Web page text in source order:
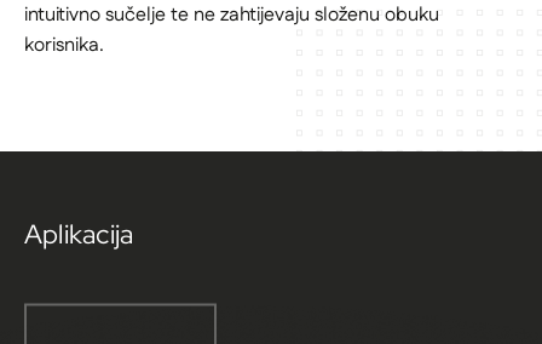
intuitivno sučelje te ne zahtijevaju složenu obuku
korisnika.
Aplikacija